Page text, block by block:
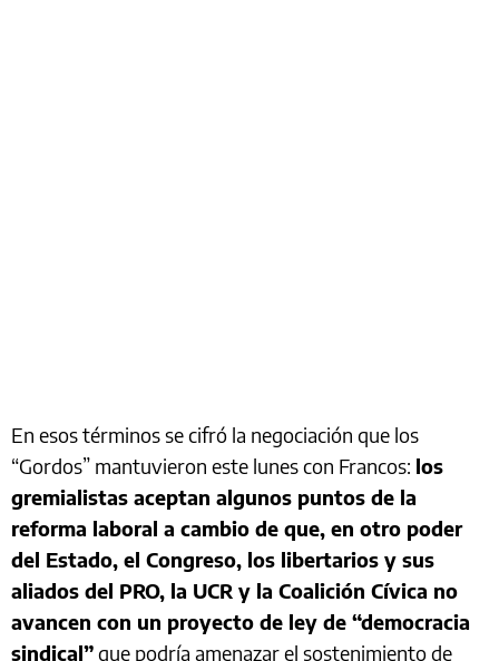
En esos términos se cifró la negociación que los
“Gordos” mantuvieron este lunes con Francos: los
gremialistas aceptan algunos puntos de la
reforma laboral a cambio de que, en otro poder
del Estado, el Congreso, los libertarios y sus
aliados del PRO, la UCR y la Coalición Cívica no
avancen con un proyecto de ley de “democracia
sindical”que podría amenazar el sostenimiento de